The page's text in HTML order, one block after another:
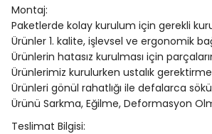
Montaj:
Paketlerde kolay kurulum için gerekli
Ürünler 1. kalite, işlevsel ve ergonomik
Ürünlerin hatasız kurulması için
Ürünlerimiz kurulurken ustalık
Ürünleri gönül rahatlığı ile defalarca
Ürünü Sarkma, Eğilme, Deformasyon
Teslimat Bilgisi: